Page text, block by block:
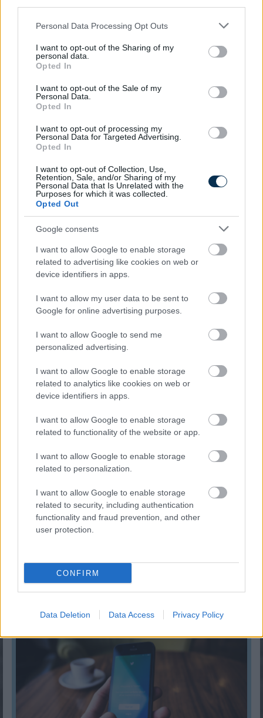
Please note that this website/app uses one or more Google
not limited to your visit or usage behaviour. You may click to
grant or deny consent to Google and its third-party tags to
use your data for below specified purposes in below Google
consent section.
Personal Data Processing Opt Outs
I want to opt-out of the Sharing of my
personal data.
Opted In
I want to opt-out of the Sale of my
Personal Data.
Opted In
I want to opt-out of processing my
Personal Data for Targeted Advertising.
Opted In
I want to opt-out of Collection, Use,
Retention, Sale, and/or Sharing of my
Personal Data that Is Unrelated with the
Purposes for which it was collected.
Opted Out
Google consents
I want to allow Google to enable storage
related to advertising like cookies on web or
device identifiers in apps.
I want to allow my user data to be sent to
Google for online advertising purposes.
I want to allow Google to send me
personalized advertising.
I want to allow Google to enable storage
related to analytics like cookies on web or
device identifiers in apps.
I want to allow Google to enable storage
related to functionality of the website or app.
I want to allow Google to enable storage
related to personalization.
I want to allow Google to enable storage
related to security, including authentication
functionality and fraud prevention, and other
user protection.
CONFIRM
Data Deletion Data Access Privacy Policy
drágulás!
2026.08.07. 09:28
A hazai vegyipar 200 MW-al csökkentette
energiafelhasználását
2026.08.06. 13:32